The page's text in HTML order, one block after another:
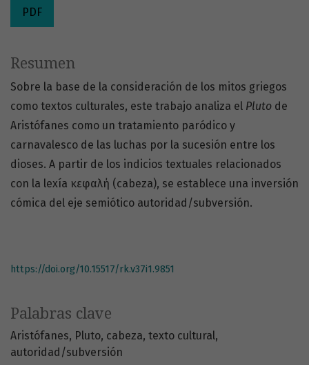
PDF
Palabras clave
Aristófanes Pluto cabeza texto cultural
autoridad/subversión
Resumen
Sobre la base de la consideración de los mitos griegos
como textos culturales, este trabajo analiza el Pluto de
Aristófanes como un tratamiento paródico y
carnavalesco de las luchas por la sucesión entre los
dioses. A partir de los indicios textuales relacionados
con la lexía κεφαλή (cabeza), se establece una inversión
cómica del eje semiótico autoridad/subversión.
https://doi.org/10.15517/rk.v37i1.9851